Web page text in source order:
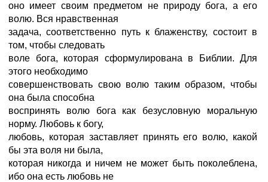
оно имеет своим предметом не природу бога, а его
волю. Вся нравственная
задача, соответственно путь к блаженству, состоит в
том, чтобы следовать
воле бога, которая сформулирована в Библии. Для
этого необходимо
совершенствовать свою волю таким образом, чтобы
она была способна
воспринять волю бога как безусловную моральную
норму. Любовь к богу,
любовь, которая заставляет принять его волю, какой
бы эта воля ни была,
которая никогда и ничем не может быть поколеблена,
ибо она есть любовь не